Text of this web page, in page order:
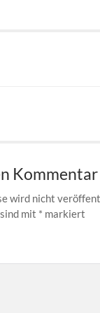
Kommentar
wird nicht
mit * markiert